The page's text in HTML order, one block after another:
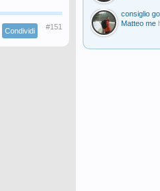
Condividi #151
consiglio
Matteo me